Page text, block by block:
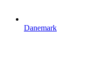
Danemark